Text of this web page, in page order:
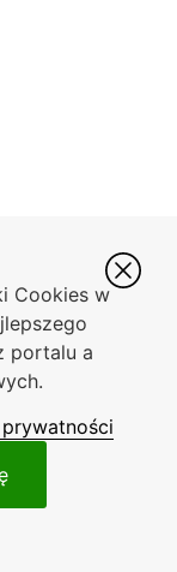
Cookies w
portalu a